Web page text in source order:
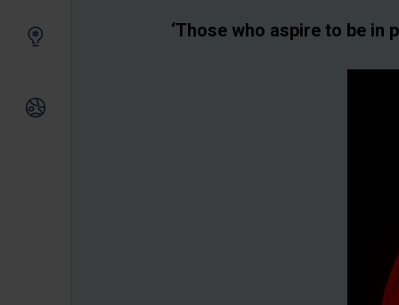
Samen innoveren‘Those who aspire to be in